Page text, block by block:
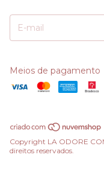
Meios de pagamento
Copyright LA ODORE
direitos reservados.